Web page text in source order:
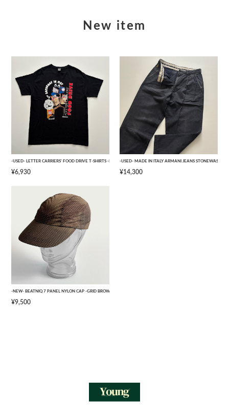
New item
-USED- LETTER CARRIERS' FOOD DRIVE T-SHIRTS -BLACK- [L]
¥6,930
-USED- MADE IN ITALY ARMANI JEANS
¥14,300
-NEW- BEATNIQ 7 PANEL NYLON CAP -GRID BROWN CAMOUFLAGE- [ONE SIZE]
¥9,500